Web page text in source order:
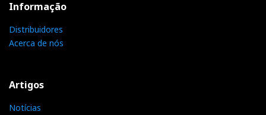
Informação
Distribuidores
Acerca de nós
Artigos
Notícias